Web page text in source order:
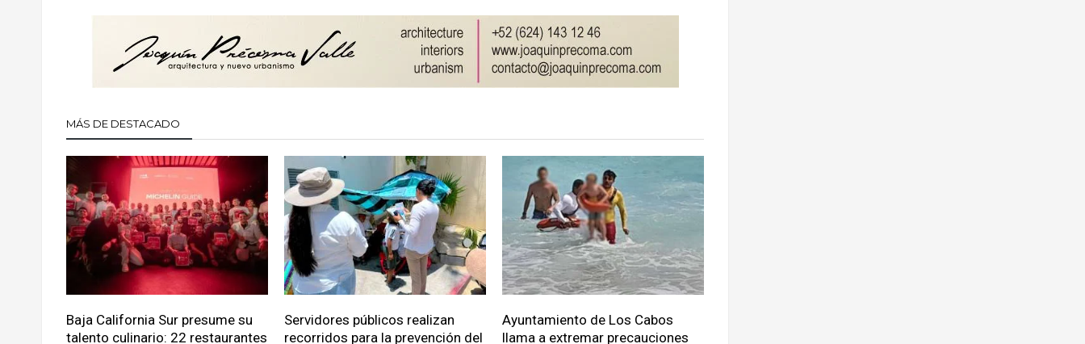
MÁS DE DESTACADO
Baja California Sur presume su
talento culinario: 22 restaurantes
Servidores públicos realizan
recorridos para la prevención del
Ayuntamiento de Los Cabos
llama a extremar precauciones